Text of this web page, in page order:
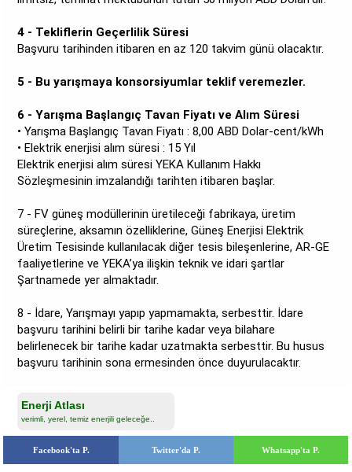
4 - Tekliflerin Geçerlilik Süresi
Başvuru tarihinden itibaren en az 120 takvim günü olacaktır.
5 - Bu yarışmaya konsorsiyumlar teklif veremezler.
6 - Yarışma Başlangıç Tavan Fiyatı ve Alım Süresi
• Yarışma Başlangıç Tavan Fiyatı : 8,00 ABD Dolar-cent/kWh
• Elektrik enerjisi alım süresi : 15 Yıl
Elektrik enerjisi alım süresi YEKA Kullanım Hakkı
Sözleşmesinin imzalandığı tarihten itibaren başlar.
7 - FV güneş modüllerinin üretileceği fabrikaya, üretim
süreçlerine, aksamın özelliklerine, Güneş Enerjisi Elektrik
Üretim Tesisinde kullanılacak diğer tesis bileşenlerine, AR-GE
faaliyetlerine ve YEKA’ya ilişkin teknik ve idari şartlar
Şartnamede yer almaktadır.
8 - İdare, Yarışmayı yapıp yapmamakta, serbesttir. İdare
başvuru tarihini belirli bir tarihe kadar veya bilahare
belirlenecek bir tarihe kadar uzatmakta serbesttir. Bu husus
başvuru tarihinin sona ermesinden önce duyurulacaktır.
Enerji Atlası
verimli, yerel, temiz enerjili geleceğe..
Facebook'ta P. Twitter'da P. Whatsapp'ta P.